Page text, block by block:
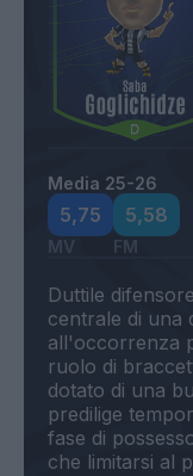
Media 25-26
5,75
MV
5,58
FM
Duttile
centrale di una
all'occorrenza
ruolo di
dotato di una
predilige
fase di
che limitarsi al